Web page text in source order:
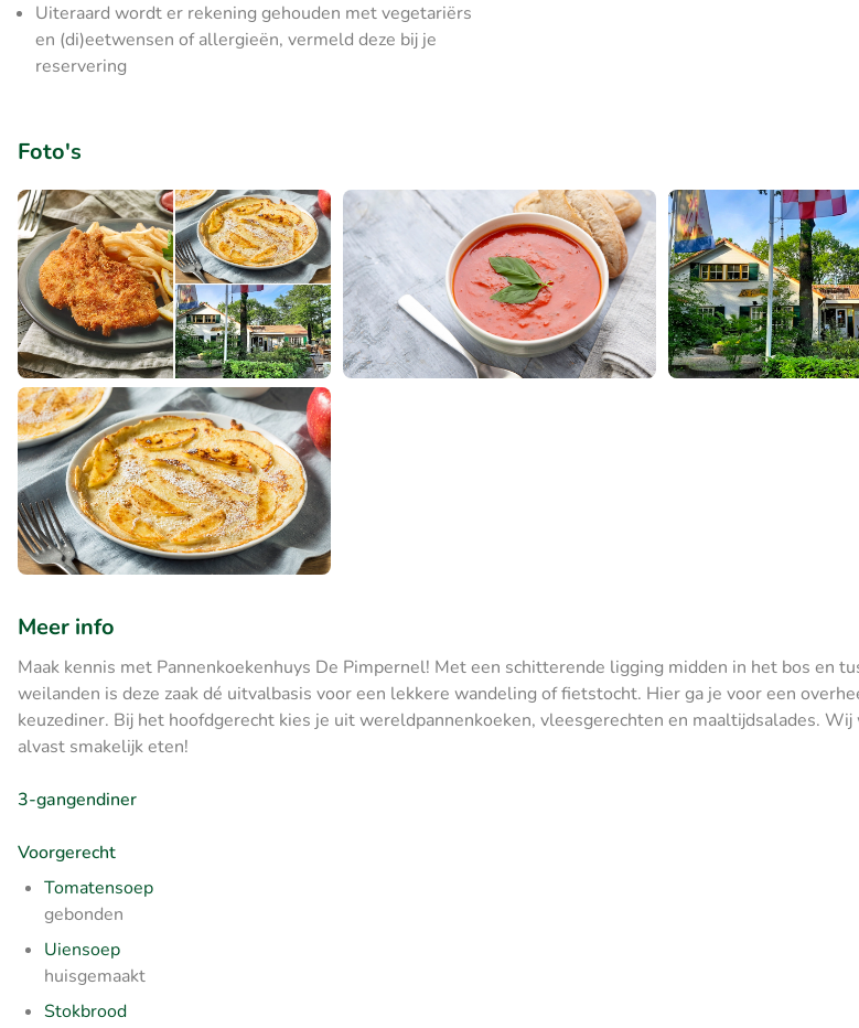
Uiteraard wordt er rekening gehouden met vegetariërs
en (di)eetwensen of allergieën, vermeld deze bij je
reservering
Foto's
Meer info
Maak kennis met Pannenkoekenhuys De Pimpernel! Met een schitterende ligging midden in het bos en
weilanden is deze zaak dé uitvalbasis voor een lekkere wandeling of fietstocht. Hier ga je voor een
keuzediner. Bij het hoofdgerecht kies je uit wereldpannenkoeken, vleesgerechten en maaltijdsalades. Wij
alvast smakelijk eten!
3-gangendiner
Voorgerecht
Tomatensoep
gebonden
Uiensoep
huisgemaakt
Stokbrood